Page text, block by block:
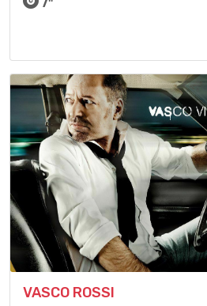
7"
VASCO ROSSI